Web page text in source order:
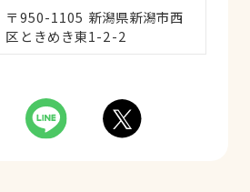
〒950-1105 新潟県新潟市西
区ときめき東1-2-2